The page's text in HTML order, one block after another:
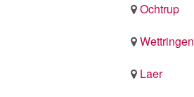
Ochtrup
Wettringen
Laer